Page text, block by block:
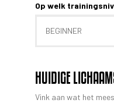
Op welk
HUIDIGE
Vink aan wat het